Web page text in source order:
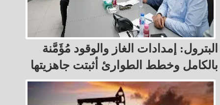
البترول: إمدادات الغاز والوقود مُؤَمَّنة
بالكامل وخطط الطوارئ أثبتت جاهزيتها